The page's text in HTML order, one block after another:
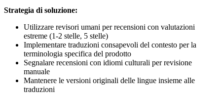
Strategia di soluzione:
Utilizzare revisori umani per recensioni con valutazioni
estreme (1-2 stelle, 5 stelle)
Implementare traduzioni consapevoli del contesto per la
terminologia specifica del prodotto
Segnalare recensioni con idiomi culturali per revisione
manuale
Mantenere le versioni originali delle lingue insieme alle
traduzioni